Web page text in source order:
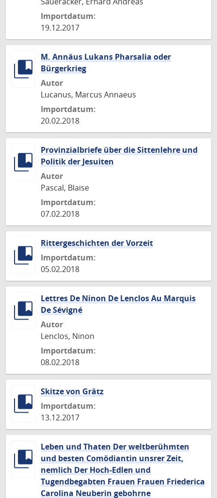
Importdatum:
19.12.2017
M. Annäus Lukans Pharsalia oder
Bürgerkrieg
Autor
Lucanus, Marcus Annaeus
Importdatum:
20.02.2018
Provinzialbriefe über die Sittenlehre und
Politik der Jesuiten
Autor
Pascal, Blaise
Importdatum:
07.02.2018
Rittergeschichten der Vorzeit
Importdatum:
05.02.2018
Lettres De Ninon De Lenclos Au Marquis
De Sévigné
Autor
Lenclos, Ninon
Importdatum:
08.02.2018
Skitze von Grätz
Importdatum:
13.12.2017
Leben und Thaten Der weltberühmten
und besten Comödiantin unsrer Zeit,
nemlich Der Hoch-Edlen und
Tugendbegabten Frauen Frauen Friederica
Carolina Neuberin gebohrne